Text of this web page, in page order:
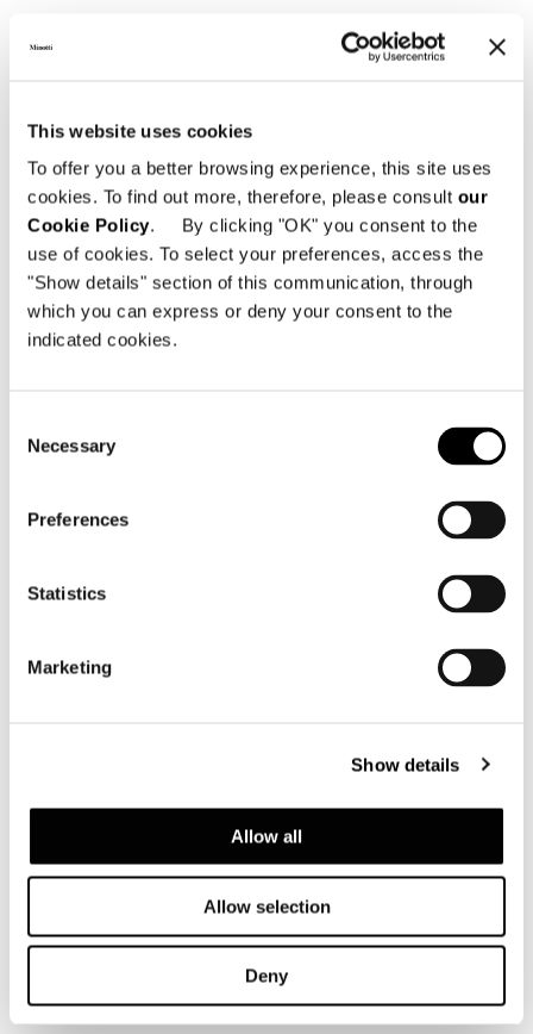
This website uses cookies
To offer you a better browsing experience, this site uses
cookies. To find out more, therefore, please consult our
Cookie Policy. By clicking "OK" you consent to the
use of cookies. To select your preferences, access the
"Show details" section of this communication, through
which you can express or deny your consent to the
indicated cookies.
Selection
Necessary
Preferences
Statistics
Marketing
Show details
Allow all
Allow selection
Deny